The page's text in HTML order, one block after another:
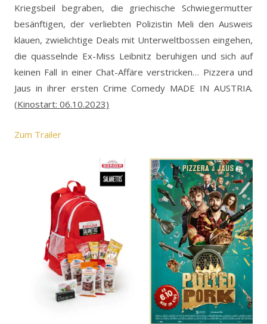
Kriegsbeil begraben, die griechische Schwiegermutter
besänftigen, der verliebten Polizistin Meli den Ausweis
klauen, zwielichtige Deals mit Unterweltbossen eingehen,
die quasselnde Ex-Miss Leibnitz beruhigen und sich auf
keinen Fall in einer Chat-Affäre verstricken… Pizzera und
Jaus in ihrer ersten Crime Comedy MADE IN AUSTRIA.
(Kinostart: 06.10.2023)
Zum Trailer